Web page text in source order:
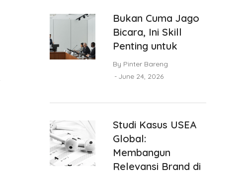
Bukan Cuma Jago
Bicara, Ini Skill
Penting untuk
By Pinter Bareng
June 24, 2026
Studi Kasus USEA
Global:
Membangun
Relevansi Brand di